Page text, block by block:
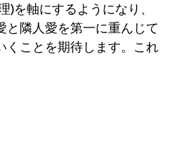
を軸にするようになり、
隣人愛を第一に重んじて
くことを期待します。これ